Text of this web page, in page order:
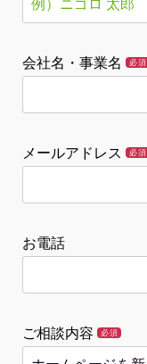
会社名・事業名 必須
メールアドレス 必須
お電話
ご相談内容 必須